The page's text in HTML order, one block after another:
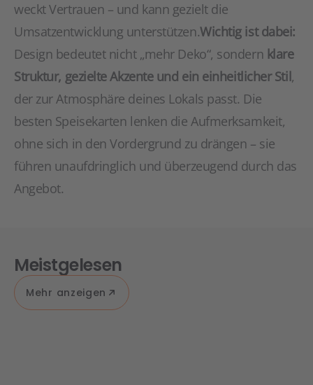
weckt Vertrauen – und kann gezielt die
Umsatzentwicklung unterstützen.Wichtig ist dabei:
Design bedeutet nicht „mehr Deko“, sondern klare
Struktur, gezielte Akzente und ein einheitlicher Stil,
der zur Atmosphäre deines Lokals passt. Die
besten Speisekarten lenken die Aufmerksamkeit,
ohne sich in den Vordergrund zu drängen – sie
führen unaufdringlich und überzeugend durch das
Angebot.
Meistgelesen
Mehr anzeigen